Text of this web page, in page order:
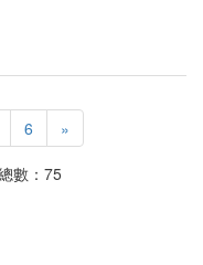
6 »
數：75